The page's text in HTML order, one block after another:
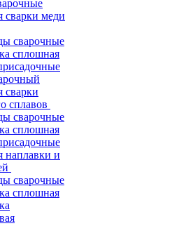
сварки меди
сварочные
сплошная
сварки
сплавов
сварочные
сплошная
наплавки и
сварочные
сплошная